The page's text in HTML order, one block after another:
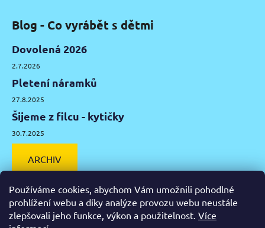
Používáme cookies, abychom Vám umožnili pohodlné
prohlížení webu a díky analýze provozu webu neustále
zlepšovali jeho funkce, výkon a použitelnost. Více
Blog - Co vyrábět s dětmi
Dovolená 2026
2.7.2026
Pletení náramků
27.8.2025
Šijeme z filcu - kytičky
30.7.2025
ARCHIV